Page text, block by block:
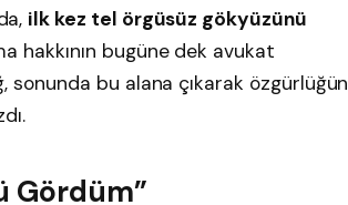
ilk kez tel örgüsüz gökyüzünü
hakkının bugüne dek avukat
sonunda bu alana çıkarak özgürlüğün
Gördüm”